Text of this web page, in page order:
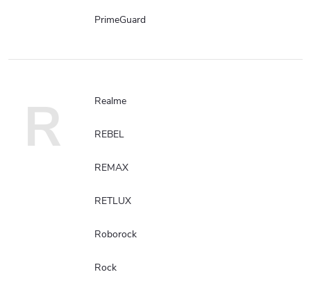
PrimeGuard
R Realme
REBEL
REMAX
RETLUX
Roborock
Rock